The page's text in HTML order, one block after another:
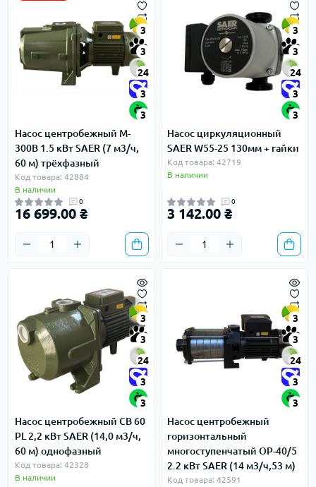
3
3
24
3
3
Насос центробежный M-
300B 1.5 кВт SAER (7 м3/ч,
60 м) трёхфазный
Код товара: 42884
В наличии
0
16 699.00 ₴
3
3
24
3
3
Насос циркуляционный
SAER W55-25 130мм + гайки
Код товара: 42719
В наличии
0
3 142.00 ₴
3
3
24
3
3
Насос центробежный CB 60
PL 2,2 кВт SAER (14,0 м3/ч,
60 м) однофазный
Код товара: 42328
В наличии
3
3
24
3
3
Насос центробежный
горизонтальный
многоступенчатый OP-40/5
2.2 кВт SAER (14 м3/ч,53 м)
Код товара: 42591